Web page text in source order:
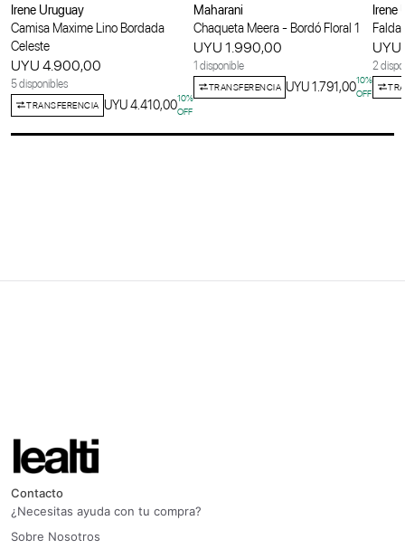
Irene Uruguay
Camisa Maxime Lino Bordada
Celeste
UYU 4.900,00
5 disponibles
TRANSFERENCIA UYU 4.410,0010%
OFF
Maharani
Chaqueta Meera - Bordó Floral 1
UYU 1.990,00
1 disponible
TRANSFERENCIA UYU 1.791,0010%
OFF
Irene
Falda
2
Contacto
¿Necesitas ayuda con tu compra?
Sobre Nosotros